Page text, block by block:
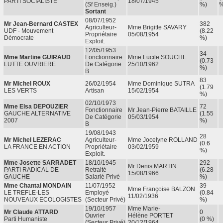
(sf Enseig.)
Sortant
%)
Mr Jean-Bernard CASTEX
UDF - Mouvement
Démocrate
08/07/1952
Agriculteur-
Propriétaire
Exploit.
Mme Brigitte SAVARY
05/08/1954
382
(8.22
%)
Mme Martine GUIRAUD
LUTTE OUVRIERE
12/05/1953
Fonctionnaire
De Catégorie
B
Mme Lucile SOUCHE
25/10/1962
34
(0.73
%)
Mr Michel ROUX
LES VERTS
26/02/1954
Artisan
Mme Dominique SUTRA
15/02/1954
83
(1.79
%)
Mme Elsa DEPOUZIER
GAUCHE ALTERNATIVE
2007
02/10/1973
Fonctionnaire
De Catégorie
B
Mr Jean-Pierre BATAILLE
05/03/1954
72
(1.55
%)
Mr Michel LEZERAC
LA FRANCE EN ACTION
19/08/1943
Agriculteur-
Propriétaire
Exploit.
Mme Jocelyne ROLLAND
03/02/1959
28
(0.6
%)
Mme Josette SARRADET
PARTI RADICAL DE
GAUCHE
18/10/1945
Retraité
Salarié Privé
Mr Denis MARTIN
15/08/1966
292
(6.28
%)
Mme Chantal MONDAIN
LE TREFLE-LES
NOUVEAUX ECOLOGISTES
11/07/1952
Employé
(secteur Privé)
Mme Françoise BALZON
11/02/1936
39
(0.84
%)
Mr Claude ATTARD
Parti Humaniste
19/10/1957
Ouvrier
Mme Marie-
Hélène PORTET
0
(0 %)